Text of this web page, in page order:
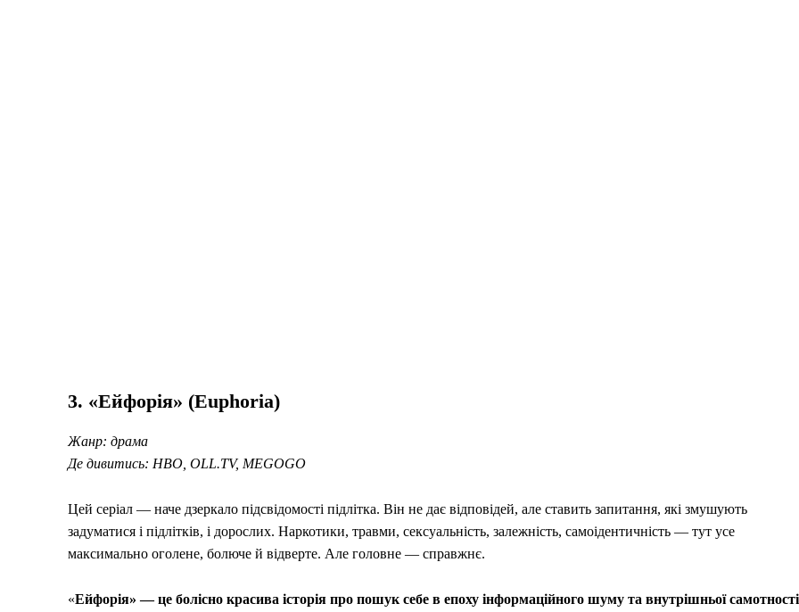
3. «Ейфорія» (Euphoria)
Жанр: драма
Де дивитись: HBO, OLL.TV, MEGOGO
Цей серіал — наче дзеркало підсвідомості підлітка. Він не дає відповідей, але ставить запитання, які змушують
задуматися і підлітків, і дорослих. Наркотики, травми, сексуальність, залежність, самоідентичність — тут усе
максимально оголене, болюче й відверте. Але головне — справжнє.
«Ейфорія» — це болісно красива історія про пошук себе в епоху інформаційного шуму та внутрішньої самотності